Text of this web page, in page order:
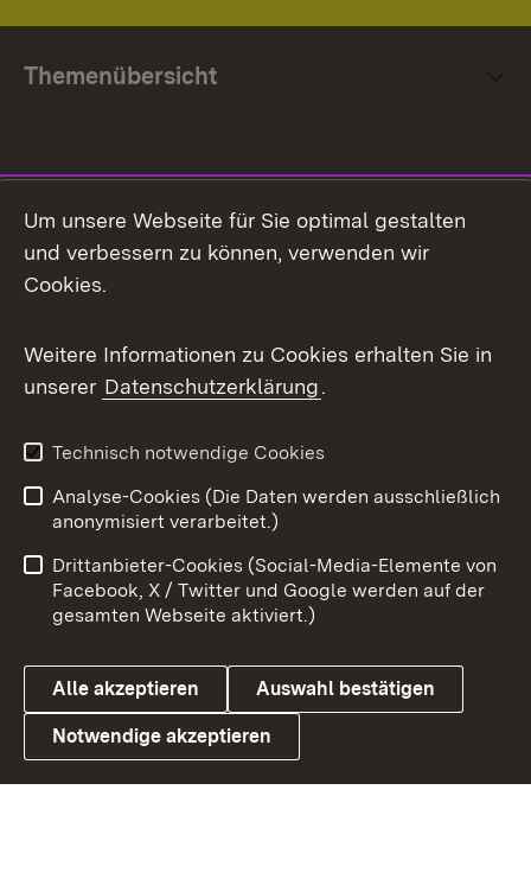
Themenübersicht
Facebook
X / Twitter
Youtube
Link zum Landesportal
Impressum
Kontakt
Barrierefreiheit
Datenschutz
Cookies
Um unsere Webseite für Sie optimal gestalten
und verbessern zu können, verwenden wir
Cookies.
Weitere Informationen zu Cookies erhalten Sie in
unserer Datenschutzerklärung.
Technisch notwendige Cookies
Analyse-Cookies (Die Daten werden ausschließlich
anonymisiert verarbeitet.)
Drittanbieter-Cookies (Social-Media-Elemente von
Facebook, X / Twitter und Google werden auf der
gesamten Webseite aktiviert.)
Alle akzeptieren Auswahl bestätigen
Notwendige akzeptieren